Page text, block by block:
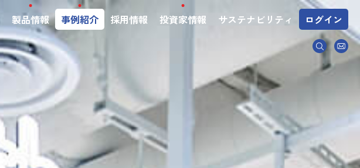
製品情報 事例紹介 採用情報 投資家情報 サステナビリティ ログイン